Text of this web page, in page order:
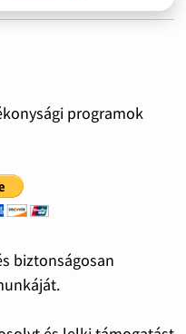
programok
biztonságosan